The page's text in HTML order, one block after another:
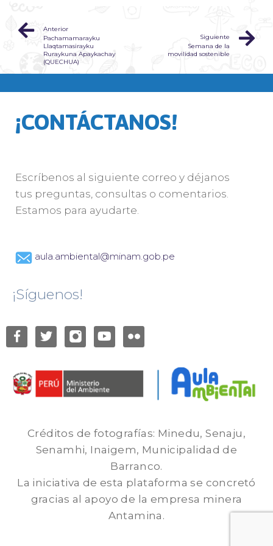
Anterior
Pachamamarayku
Llaqtamasirayku
Ruraykuna Apaykachay
(QUECHUA)
Siguiente
Semana de la
movilidad sostenible
¡CONTÁCTANOS!
Escríbenos al siguiente correo y déjanos
tus preguntas, consultas o comentarios.
Estamos para ayudarte.
aula.ambiental@minam.gob.pe
¡Síguenos!
Créditos de fotografías: Minedu, Senaju,
Senamhi, Inaigem, Municipalidad de
Barranco.
La iniciativa de esta plataforma se concretó
gracias al apoyo de la empresa minera
Antamina.